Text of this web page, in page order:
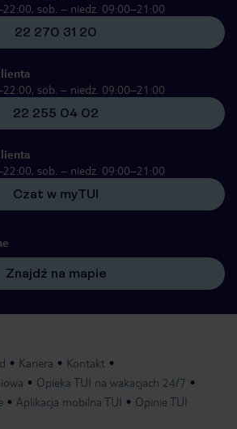
sob. – niedz. 09:00–21:00
22 270 31 20
sob. – niedz. 09:00–21:00
22 255 04 02
sob. – niedz. 09:00–21:00
Czat w myTUI
Znajdź na mapie
Kariera
Kontakt
Opieka TUI na wakacjach 24/7
Aplikacja mobilna TUI Opinie TUI